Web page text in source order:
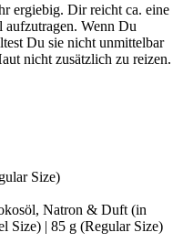
ergiebig. Dir reicht ca. eine
aufzutragen. Wenn Du
Du sie nicht unmittelbar
nicht zusätzlich zu reizen.
Size)
Natron & Duft (in
Size) | 85 g (Regular Size)